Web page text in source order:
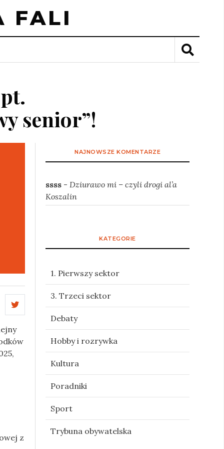
FALI
senior”!
z
NAJNOWSZE KOMENTARZE
ssss - Dziurawo mi – czyli drogi al’a
Koszalin
KATEGORIE
1. Pierwszy sektor
3. Trzeci sektor
Debaty
Hobby i rozrywka
Kultura
Poradniki
Sport
Trybuna obywatelska